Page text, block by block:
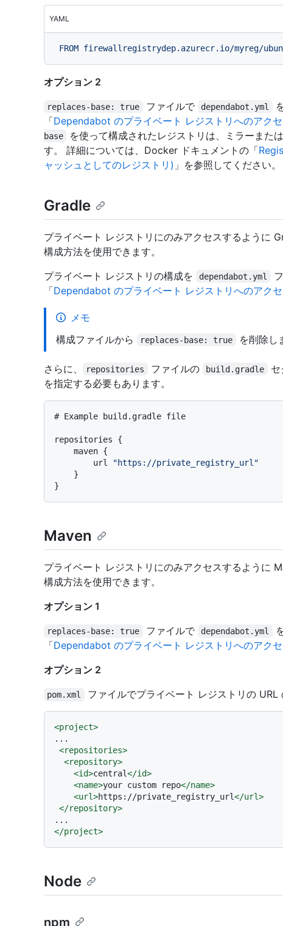
YAML
FROM firewallregistrydep.azurecr.io/myreg/
オプション 2
replaces-base: true ファイルで dependabot.yml
「Dependabot のプライベート レジストリへのアク
base
を使って構成されたレジストリは、ミラーまた
す。 詳細については、Docker ドキュメントの「
ャッシュとしてのレジストリ) 」を参照してください。
Gradle
プライベート レジストリにのみアクセスするように
構成方法を使用できます。
プライベート レジストリの構成を
dependabot.yml
「Dependabot のプライベート レジストリへのアク
メモ
構成ファイルから
replaces-base: true を削除し
さらに、 repositories ファイルの build.gradle
を指定する必要もあります。
# Example build.gradle file
repositories {
        url
"https://private_registry_url"
Maven
プライベート レジストリにのみアクセスするように
構成方法を使用できます。
オプション 1
replaces-base: true ファイルで dependabot.yml
「Dependabot のプライベート レジストリへのアク
オプション 2
pom.xml ファイルでプライベート レジストリの URL
<project>
...
<repositories>
<repository>
<id>central</id>
<name>your custom repo</name>
<url>https://private_registry_url</url>
</repository>
</project>
Node
npm